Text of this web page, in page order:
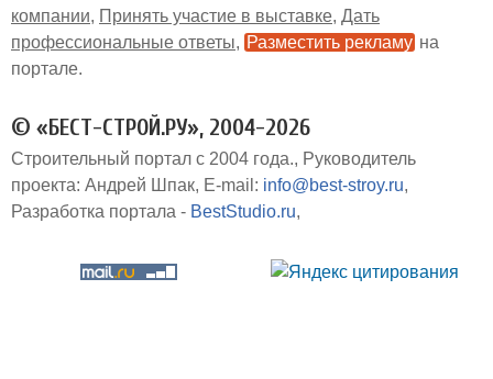
компании
Принять участие в выставке Дать
профессиональные ответы
Разместить рекламу на
портале
© «БЕСТ-СТРОЙ.РУ», 2004-2026
Строительный портал с 2004 года.
Руководитель
проекта: Андрей Шпак E-mail: info@best-stroy.ru
Разработка портала - BestStudio.ru